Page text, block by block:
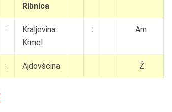
Ribnica
:
Kraljevina
Krmel
: Am
: Ajdovšcina Ž